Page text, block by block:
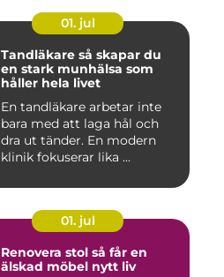
01. jul
Tandläkare så skapar du
en stark munhälsa som
håller hela livet
En tandläkare arbetar inte
bara med att laga hål och
dra ut tänder. En modern
klinik fokuserar lika ...
01. jul
Renovera stol så får en
älskad möbel nytt liv